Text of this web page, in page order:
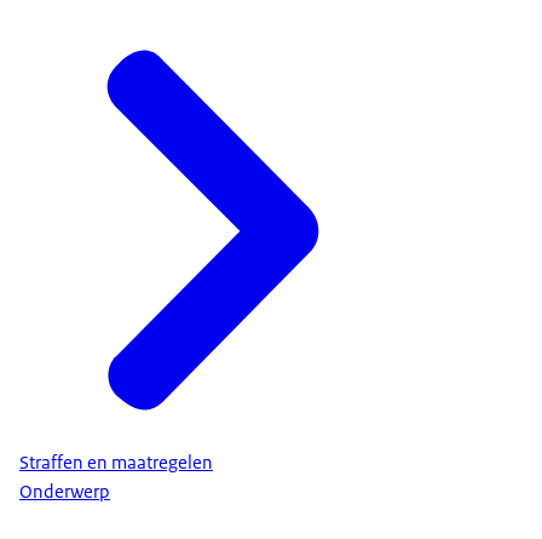
Straffen en maatregelen
Onderwerp